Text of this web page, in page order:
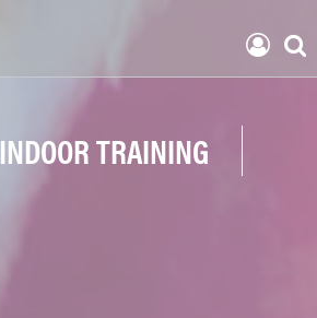
INDOOR TRAINING